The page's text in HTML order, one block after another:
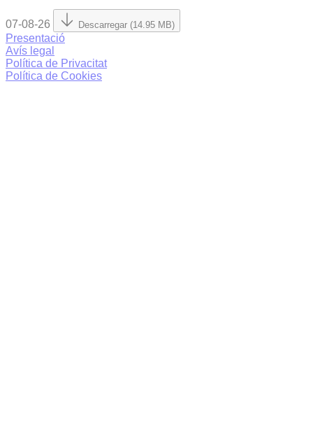
07-08-26 Descarregar (14.95 MB)
Presentació
Avís legal
Política de Privacitat
Política de Cookies